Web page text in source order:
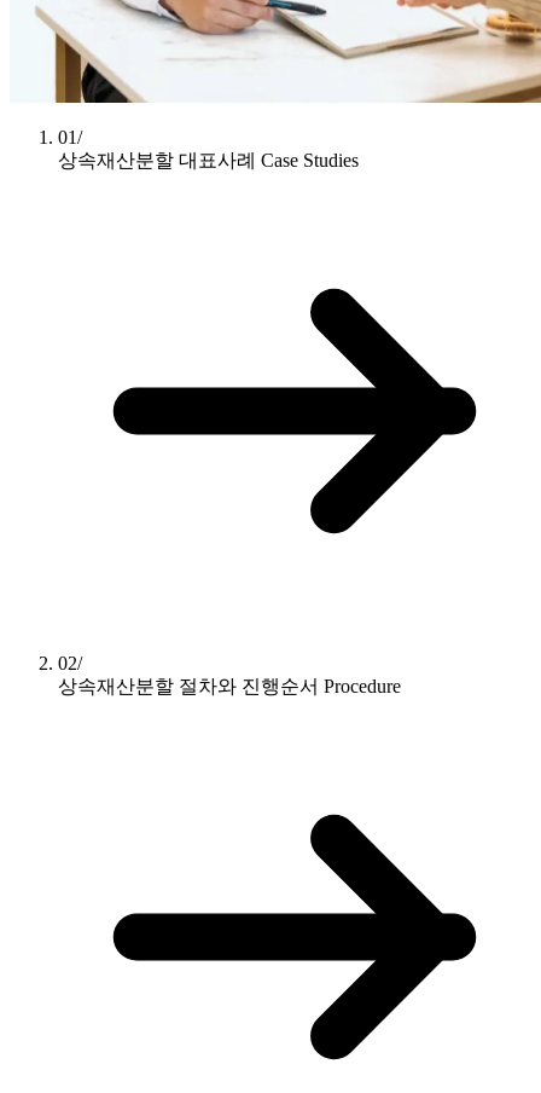
01/
상속재산분할 대표사례 Case Studies
02/
상속재산분할 절차와 진행순서 Procedure